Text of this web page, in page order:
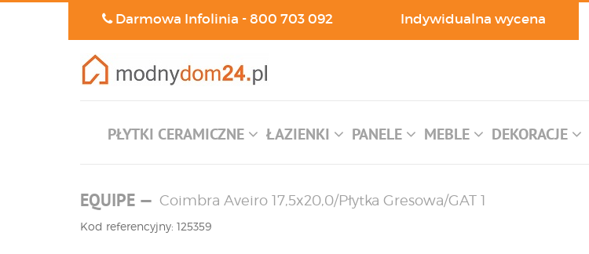
Darmowa Infolinia -800 703 092 Indywidualna wycena
PŁYTKI CERAMICZNE ŁAZIENKI PANELE MEBLE DEKORACJE
EQUIPE — Coimbra Aveiro 17,5x20,0/Płytka Gresowa/GAT 1
Kod referencyjny: 125359